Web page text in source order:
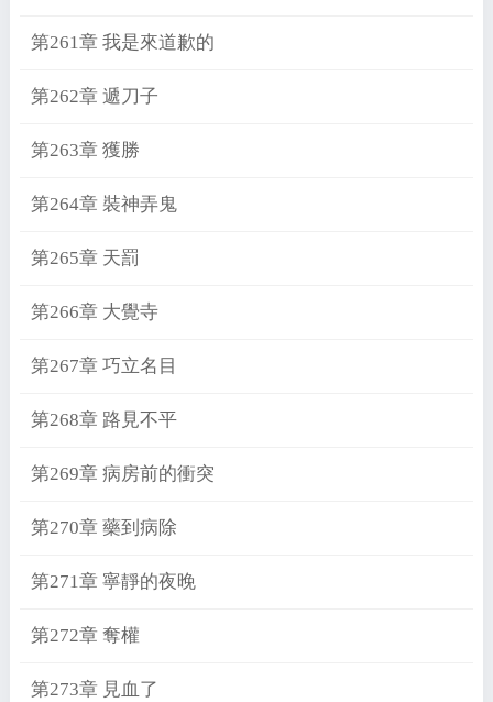
第261章 我是來道歉的
第262章 遞刀子
第263章 獲勝
第264章 裝神弄鬼
第265章 天罰
第266章 大覺寺
第267章 巧立名目
第268章 路見不平
第269章 病房前的衝突
第270章 藥到病除
第271章 寧靜的夜晚
第272章 奪權
第273章 見血了